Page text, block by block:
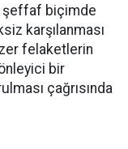
şeffaf biçimde
karşılanması
felaketlerin
bir
çağrısında